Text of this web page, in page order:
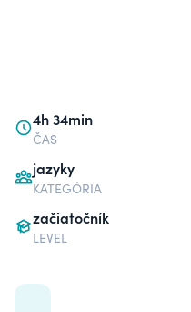
4h 34min
ČAS
jazyky
KATEGÓRIA
začiatočník
LEVEL